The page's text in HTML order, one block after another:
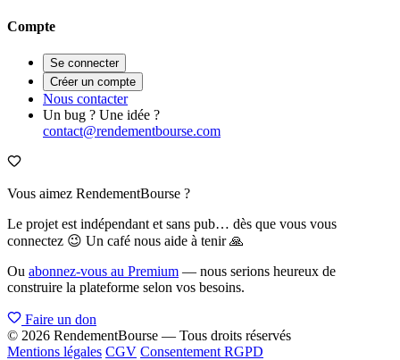
Compte
Se connecter
Créer un compte
Nous contacter
Un bug ? Une idée ?
contact@rendementbourse.com
Vous aimez RendementBourse ?
Le projet est indépendant et sans pub… dès que vous vous
connectez 😉 Un café nous aide à tenir 🙏
Ou abonnez-vous au Premium — nous serions heureux de
construire la plateforme selon vos besoins.
Faire un don
© 2026 RendementBourse — Tous droits réservés
Mentions légales CGV Consentement RGPD